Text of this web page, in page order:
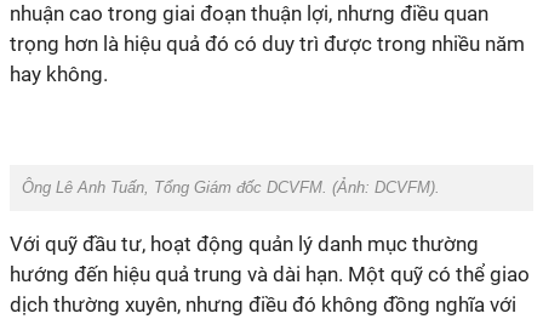
nhuận cao trong giai đoạn thuận lợi, nhưng điều quan
trọng hơn là hiệu quả đó có duy trì được trong nhiều năm
hay không.
Ông Lê Anh Tuấn, Tổng Giám đốc DCVFM. (Ảnh: DCVFM).
Với quỹ đầu tư, hoạt động quản lý danh mục thường
hướng đến hiệu quả trung và dài hạn. Một quỹ có thể giao
dịch thường xuyên, nhưng điều đó không đồng nghĩa với